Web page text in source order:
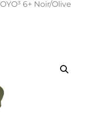
6+ Noir/Olive